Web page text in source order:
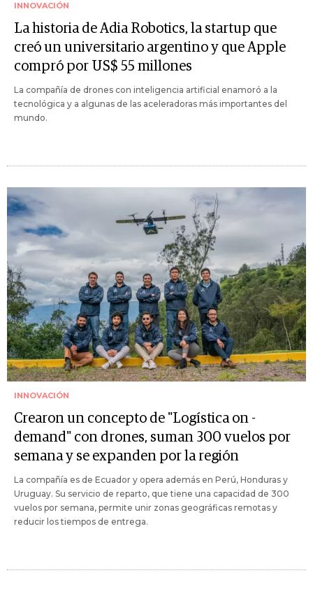
INNOVACIÓN
La historia de Adia Robotics, la startup que
creó un universitario argentino y que Apple
compró por US$ 55 millones
La compañía de drones con inteligencia artificial enamoró a la
tecnológica y a algunas de las aceleradoras más importantes del
mundo.
INNOVACIÓN
Crearon un concepto de "Logística on -
demand" con drones, suman 300 vuelos por
semana y se expanden por la región
La compañía es de Ecuador y opera además en Perú, Honduras y
Uruguay. Su servicio de reparto, que tiene una capacidad de 300
vuelos por semana, permite unir zonas geográficas remotas y
reducir los tiempos de entrega.